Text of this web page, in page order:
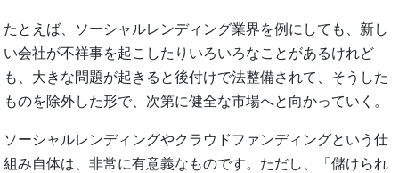
たとえば、ソーシャルレンディング業界を例にしても、新し
い会社が不祥事を起こしたりいろいろなことがあるけれど
も、大きな問題が起きると後付けで法整備されて、そうした
ものを除外した形で、次第に健全な市場へと向かっていく。
ソーシャルレンディングやクラウドファンディングという仕
組み自体は、非常に有意義なものです。ただし、「儲けられ